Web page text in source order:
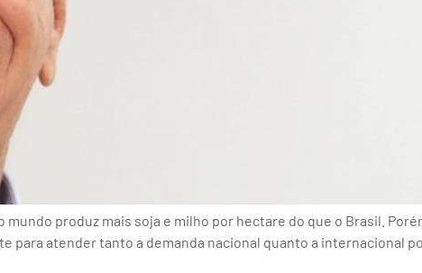
produz mais soja e milho por hectare do que o Brasil.
atender tanto a demanda nacional quanto a internacional